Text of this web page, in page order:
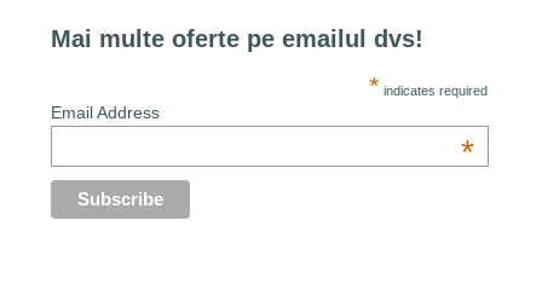
Mai multe oferte pe emailul dvs!
* indicates required
Email Address
*